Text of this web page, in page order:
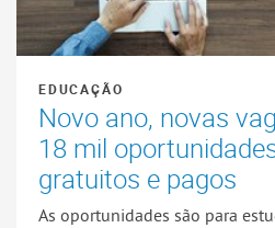
EDUCAÇÃO
Novo ano, novas
18 mil
gratuitos e pagos
As oportunidades são para